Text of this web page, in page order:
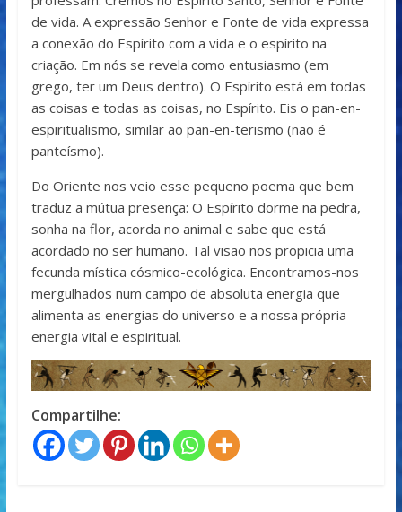
de vida. A expressão Senhor e Fonte de vida expressa
a conexão do Espírito com a vida e o espírito na
criação. Em nós se revela como entusiasmo (em
grego, ter um Deus dentro). O Espírito está em todas
as coisas e todas as coisas, no Espírito. Eis o pan-en-
espiritualismo, similar ao pan-en-terismo (não é
panteísmo).
Do Oriente nos veio esse pequeno poema que bem
traduz a mútua presença: O Espírito dorme na pedra,
sonha na flor, acorda no animal e sabe que está
acordado no ser humano. Tal visão nos propicia uma
fecunda mística cósmico-ecológica. Encontramos-nos
mergulhados num campo de absoluta energia que
alimenta as energias do universo e a nossa própria
energia vital e espiritual.
Compartilhe: